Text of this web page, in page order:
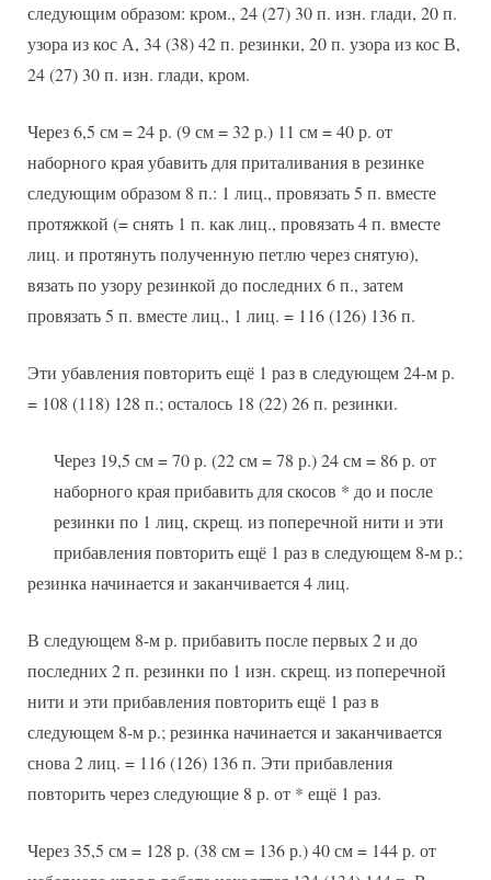
следующим образом: кром., 24 (27) 30 п. изн. глади, 20 п.
узора из кос А, 34 (38) 42 п. резинки, 20 п. узора из кос В,
24 (27) 30 п. изн. глади, кром.
Через 6,5 см = 24 р. (9 см = 32 р.) 11 см = 40 р. от
наборного края убавить для приталивания в резинке
следующим образом 8 п.: 1 лиц., провязать 5 п. вместе
протяжкой (= снять 1 п. как лиц., провязать 4 п. вместе
лиц. и протянуть полученную петлю через снятую),
вязать по узору резинкой до последних 6 п., затем
провязать 5 п. вместе лиц., 1 лиц. = 116 (126) 136 п.
Эти убавления повторить ещё 1 раз в следующем 24-м р.
= 108 (118) 128 п.; осталось 18 (22) 26 п. резинки.
Через 19,5 см = 70 р. (22 см = 78 р.) 24 см = 86 р. от
наборного края прибавить для скосов * до и после
резинки по 1 лиц, скрещ. из поперечной нити и эти
прибавления повторить ещё 1 раз в следующем 8-м р.;
резинка начинается и заканчивается 4 лиц.
В следующем 8-м р. прибавить после первых 2 и до
последних 2 п. резинки по 1 изн. скрещ. из поперечной
нити и эти прибавления повторить ещё 1 раз в
следующем 8-м р.; резинка начинается и заканчивается
снова 2 лиц. = 116 (126) 136 п. Эти прибавления
повторить через следующие 8 р. от * ещё 1 раз.
Через 35,5 см = 128 р. (38 см = 136 р.) 40 см = 144 р. от